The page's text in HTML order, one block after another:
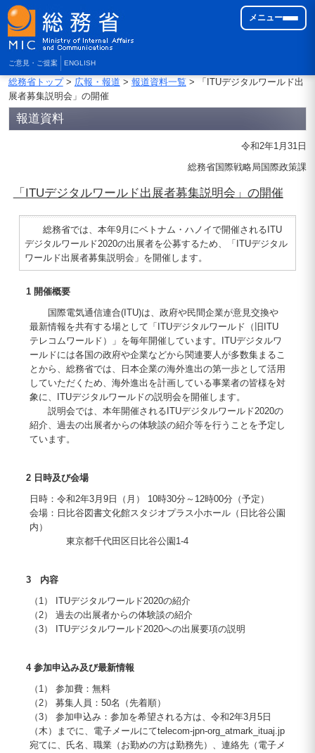
ご意見・ご提案 ENGLISH
メニュー
総務省トップ> 広報・報道 > 報道資料一覧> 「ITUデジタルワールド出
展者募集説明会」の開催
報道資料
令和2年1月31日
総務省国際戦略局国際政策課
「ITUデジタルワールド出展者募集説明会」の開催
総務省では、本年9月にベトナム・ハノイで開催されるITU
デジタルワールド2020の出展者を公募するため、「ITUデジタル
ワールド出展者募集説明会」を開催します。
1 開催概要
国際電気通信連合(ITU)は、政府や民間企業が意見交換や
最新情報を共有する場として「ITUデジタルワールド（旧ITU
テレコムワールド）」を毎年開催しています。ITUデジタルワ
ールドには各国の政府や企業などから関連要人が多数集まるこ
とから、総務省では、日本企業の海外進出の第一歩として活用
していただくため、海外進出を計画している事業者の皆様を対
象に、ITUデジタルワールドの説明会を開催します。
説明会では、本年開催されるITUデジタルワールド2020の
紹介、過去の出展者からの体験談の紹介等を行うことを予定し
ています。
2 日時及び会場
日時：令和2年3月9日（月） 10時30分～12時00分（予定）
会場：日比谷図書文化館スタジオプラス小ホール（日比谷公園
内）
東京都千代田区日比谷公園1-4
3 内容
（1） ITUデジタルワールド2020の紹介
（2） 過去の出展者からの体験談の紹介
（3） ITUデジタルワールド2020への出展要項の説明
4 参加申込み及び最新情報
（1） 参加費：無料
（2） 募集人員：50名（先着順）
（3） 参加申込み：参加を希望される方は、令和2年3月5日
（木）までに、電子メールにてtelecom-jpn-org_atmark_ituaj.jp
宛てに、氏名、職業（お勤めの方は勤務先）、連絡先（電子メ